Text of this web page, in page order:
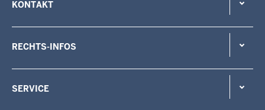
KONTAKT
RECHTS-INFOS
SERVICE